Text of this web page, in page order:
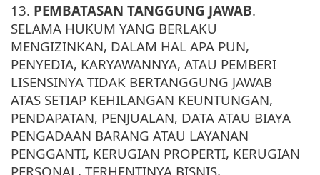
13. PEMBATASAN TANGGUNG JAWAB.
SELAMA HUKUM YANG BERLAKU
MENGIZINKAN, DALAM HAL APA PUN,
PENYEDIA, KARYAWANNYA, ATAU PEMBERI
LISENSINYA TIDAK BERTANGGUNG JAWAB
ATAS SETIAP KEHILANGAN KEUNTUNGAN,
PENDAPATAN, PENJUALAN, DATA ATAU BIAYA
PENGADAAN BARANG ATAU LAYANAN
PENGGANTI, KERUGIAN PROPERTI, KERUGIAN
PERSONAL, TERHENTINYA BISNIS,